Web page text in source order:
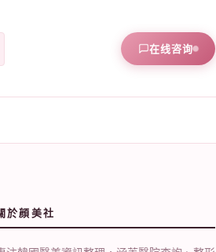
在线咨询
於顔美社